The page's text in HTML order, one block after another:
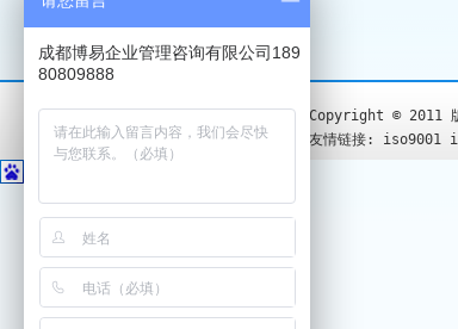
Copyright © 2011
友情链接: iso9001
成都博易企业管理咨询有限公司189
80809888